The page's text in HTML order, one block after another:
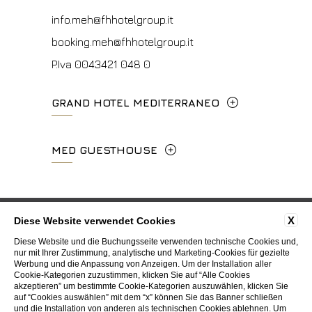
info.vf@fhhotelgroup.it
concierge.vf@fhhotelgroup.it
booking.vf@fhhotelgroup.it
info.meh@fhhotelgroup.it
booking.meh@fhhotelgroup.it
P.Iva 0043421 048 0
GRAND HOTEL MEDITERRANEO
+39 055 660241
info.ghm@fhhotelgroup.it
booking.ghm@fhhotelgroup.it
P.Iva 00434210480
MED GUESTHOUSE
+39 055 0692847
booking.mgh@fhhotelgroup.it
P.Iva 00434210480
Arbeiten Sie mit uns
Kontakte
Whistleblowing
Accessibility
WEBSITE BY BLASTNESS
X
Diese Website verwendet Cookies
Diese Website und die Buchungsseite verwenden technische Cookies und,
nur mit Ihrer Zustimmung, analytische und Marketing-Cookies für gezielte
Werbung und die Anpassung von Anzeigen. Um der Installation aller
Cookie-Kategorien zuzustimmen, klicken Sie auf “Alle Cookies
akzeptieren” um bestimmte Cookie-Kategorien auszuwählen, klicken Sie
auf “Cookies auswählen” mit dem “x” können Sie das Banner schließen
und die Installation von anderen als technischen Cookies ablehnen. Um